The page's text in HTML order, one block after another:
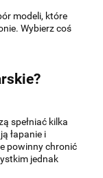
modeli, które
Wybierz coś
spełniać kilka
łapanie i
powinny chronić
jednak